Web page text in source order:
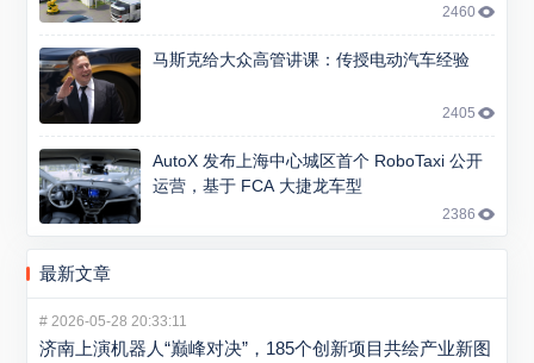
2460
马斯克给大众高管讲课：传授电动汽车经验
2405
AutoX 发布上海中心城区首个 RoboTaxi 公开
运营，基于 FCA 大捷龙车型
2386
最新文章
#2026-05-28 20:33:11
济南上演机器人“巅峰对决”，185个创新项目共绘产业新图